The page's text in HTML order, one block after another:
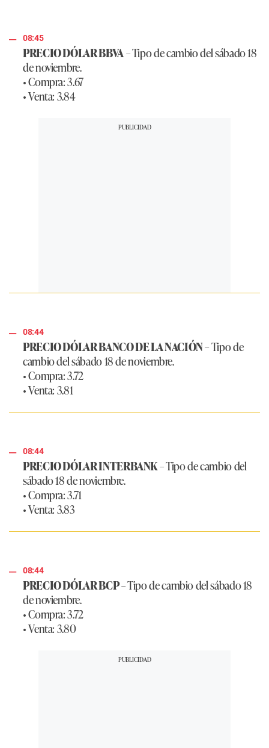
08:45
PRECIO DÓLAR BBVA– Tipo de cambio del sábado 18
de noviembre.
• Compra: 3.67
• Venta: 3.84
08:44
PRECIO DÓLAR BANCO DE LA NACIÓN– Tipo de
cambio del sábado 18 de noviembre.
• Compra: 3.72
• Venta: 3.81
08:44
PRECIO DÓLAR INTERBANK– Tipo de cambio del
sábado 18 de noviembre.
• Compra: 3.71
• Venta: 3.83
08:44
PRECIO DÓLAR BCP– Tipo de cambio del sábado 18
de noviembre.
• Compra: 3.72
• Venta: 3.80